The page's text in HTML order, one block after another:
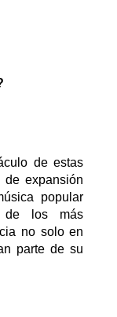
de estas
de expansión
popular
los más
no solo en
parte de su